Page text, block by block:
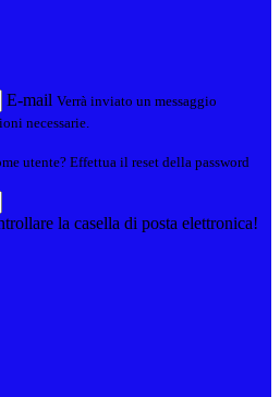
E-mail Verrà inviato un messaggio
necessarie.
utente? Effettua il reset della password
la casella di posta elettronica!